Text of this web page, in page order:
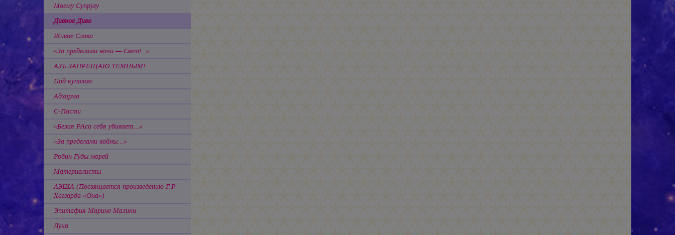
Моему Супругу
Дивное Диво
Живое Слово
«За пределами ночи — Свет!..»
АЗЪ ЗАПРЕЩАЮ ТЁМНЫМ!
Под куполом
Адхарма
С-Пасти
«Белая РАса себя убивает…»
«За пределами войны…»
Робин Гуды морей
Материалисты
АЭША (Посвящается произведению Г.Р.
Хаггарда «Она»)
Эпитафия Марине Малини
Луна